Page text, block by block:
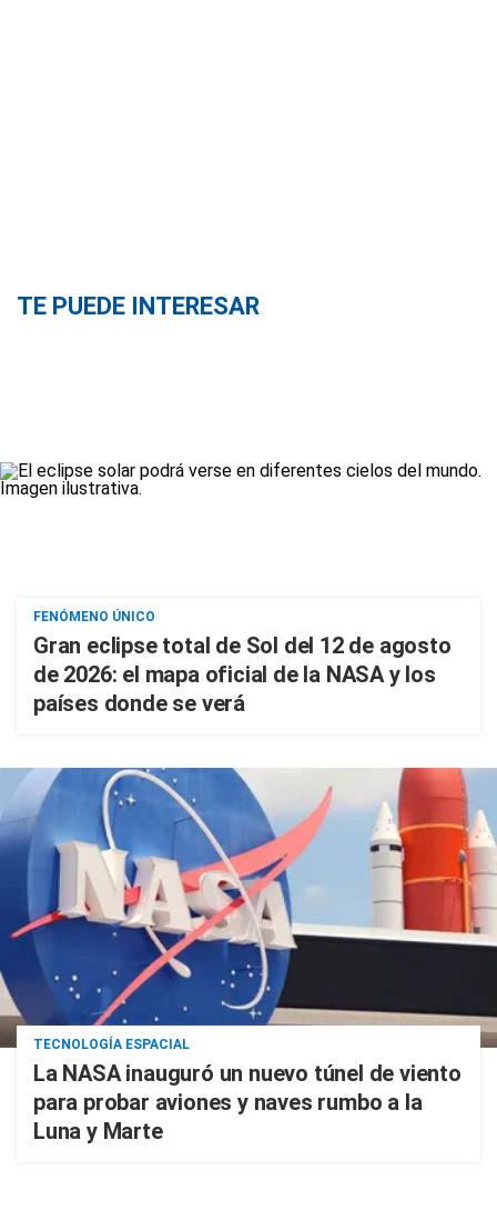
TE PUEDE INTERESAR
FENÓMENO ÚNICO
Gran eclipse total de Sol del 12 de agosto
de 2026: el mapa oficial de la NASA y los
países donde se verá
TECNOLOGÍA ESPACIAL
La NASA inauguró un nuevo túnel de viento
para probar aviones y naves rumbo a la
Luna y Marte